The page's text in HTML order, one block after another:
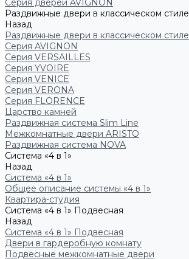
Серия дверей AVIGNON
Раздвижные двери в классическом стиле
Назад
Раздвижные двери в классическом стиле
Серия AVIGNON
Серия VERSAILLES
Серия YVOIRE
Серия VENICE
Серия VERONA
Серия FLORENCE
Царство камней
Раздвижная система Slim Line
Межкомнатные двери ARISTO
Раздвижная система NOVA
Система «4 в 1»
Назад
Система «4 в 1»
Общее описание системы «4 в 1»
Квартира-студия
Система «4 в 1» Подвесная
Назад
Система «4 в 1» Подвесная
Двери в гардеробную комнату
Подвесные межкомнатные двери